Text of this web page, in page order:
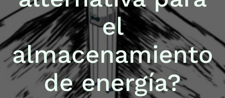
el
almacenamiento
de energía?